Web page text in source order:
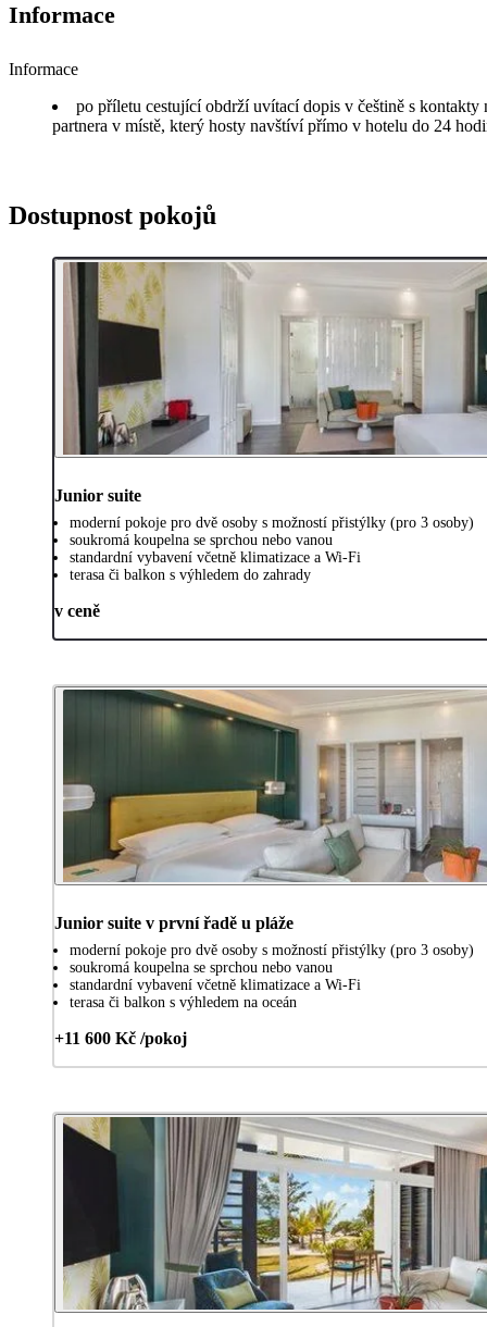
Informace
Informace
po příletu cestující obdrží uvítací dopis v češtině s kontakty
partnera v místě, který hosty navštíví přímo v hotelu do 24
Dostupnost pokojů
Junior suite
moderní pokoje pro dvě osoby s možností přistýlky (pro 3 osoby)
soukromá koupelna se sprchou nebo vanou
standardní vybavení včetně klimatizace a Wi-Fi
terasa či balkon s výhledem do zahrady
v ceně
Junior suite v první řadě u pláže
moderní pokoje pro dvě osoby s možností přistýlky (pro 3 osoby)
soukromá koupelna se sprchou nebo vanou
standardní vybavení včetně klimatizace a Wi-Fi
terasa či balkon s výhledem na oceán
+11 600 Kč /pokoj